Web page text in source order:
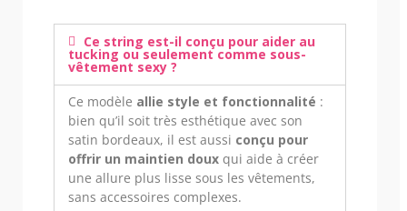
Ce string est-il conçu pour aider au
tucking ou seulement comme sous-
vêtement sexy ?
Ce modèle allie style et fonctionnalité :
bien qu’il soit très esthétique avec son
satin bordeaux, il est aussi conçu pour
offrir un maintien doux qui aide à créer
une allure plus lisse sous les vêtements,
sans accessoires complexes.